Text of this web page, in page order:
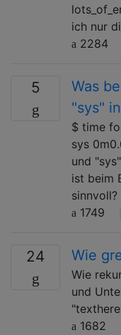
ich nur
2284
5
Was
"sys"
$ time
sys
und
ist beim
sinnvoll?
1749
24 Wie
Wie
und
1682